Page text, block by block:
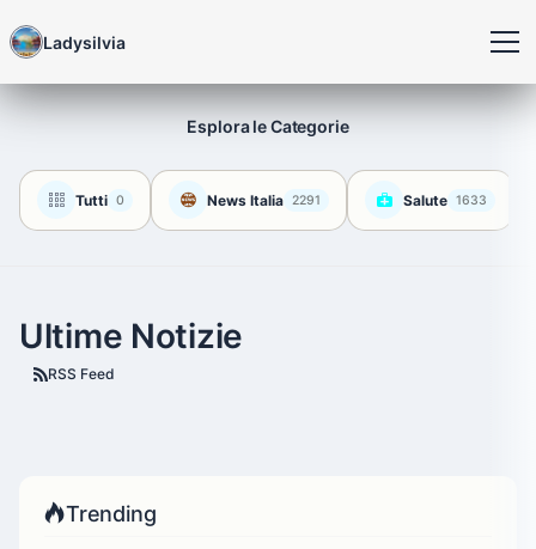
Ladysilvia
Esplora le Categorie
Tutti 0 News Italia 2291 Salute 1633
Ultime Notizie
RSS Feed
Trending